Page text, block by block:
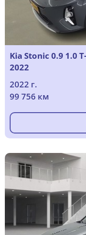
Kia Stonic 0.9 1.0
2022
2022 г.
99 756 км